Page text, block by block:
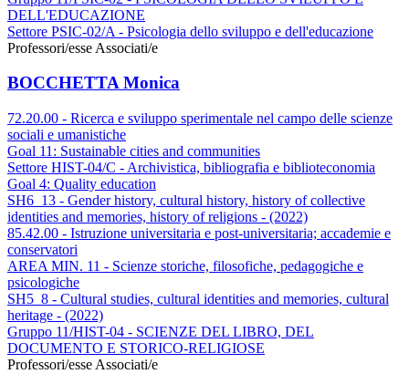
DELL'EDUCAZIONE
Settore PSIC-02/A - Psicologia dello sviluppo e dell'educazione
Professori/esse Associati/e
BOCCHETTA Monica
72.20.00 - Ricerca e sviluppo sperimentale nel campo delle scienze
sociali e umanistiche
Goal 11: Sustainable cities and communities
Settore HIST-04/C - Archivistica, bibliografia e biblioteconomia
Goal 4: Quality education
SH6_13 - Gender history, cultural history, history of collective
identities and memories, history of religions - (2022)
85.42.00 - Istruzione universitaria e post-universitaria; accademie e
conservatori
AREA MIN. 11 - Scienze storiche, filosofiche, pedagogiche e
psicologiche
SH5_8 - Cultural studies, cultural identities and memories, cultural
heritage - (2022)
Gruppo 11/HIST-04 - SCIENZE DEL LIBRO, DEL
DOCUMENTO E STORICO-RELIGIOSE
Professori/esse Associati/e